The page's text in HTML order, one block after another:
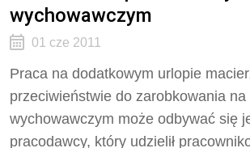
wychowawczym
01 cze 2011
Praca na dodatkowym urlopie
przeciwieństwie do zarobkowania na
wychowawczym może odbywać się
pracodawcy, który udzielił